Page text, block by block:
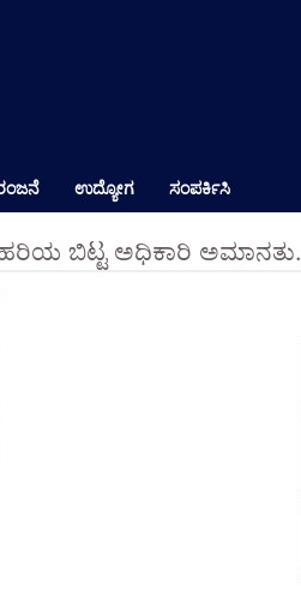
ಉದ್ಯೋಗ ಸಂಪರ್ಕಿಸಿ
ಹರಿಯ ಬಿಟ್ಟ ಅಧಿಕಾರಿ ಅಮಾನತು.